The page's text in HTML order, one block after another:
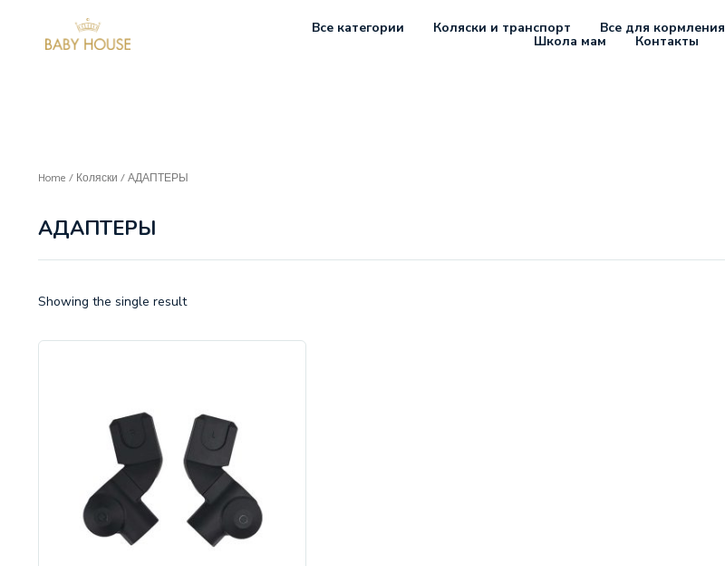
Все категории Коляски и транспорт Все для кормления
Школа мам Контакты
Home / Коляски / АДАПТЕРЫ
АДАПТЕРЫ
Showing the single result